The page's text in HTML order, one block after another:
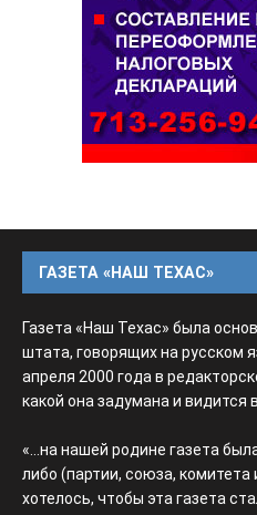
ГАЗЕТА «НАШ ТЕХАС»
Газета «Наш Техас» была
штата, говорящих на русском
апреля 2000 года в
какой она задумана и видится
«...на нашей родине газета
либо (партии, союза, комитета
хотелось, чтобы эта газета